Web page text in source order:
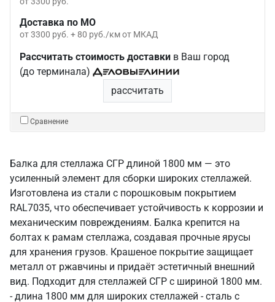
Доставка по МО
от 3300 руб. + 80 руб./км от МКАД
Рассчитать стоимость доставки в Ваш город
(до терминала)
рассчитать
Сравнение
Балка для стеллажа СГР длиной 1800 мм — это
усиленный элемент для сборки широких стеллажей.
Изготовлена из стали с порошковым покрытием
RAL7035, что обеспечивает устойчивость к коррозии и
механическим повреждениям. Балка крепится на
болтах к рамам стеллажа, создавая прочные ярусы
для хранения грузов. Крашеное покрытие защищает
металл от ржавчины и придаёт эстетичный внешний
вид. Подходит для стеллажей СГР с шириной 1800 мм.
- длина 1800 мм для широких стеллажей - сталь с